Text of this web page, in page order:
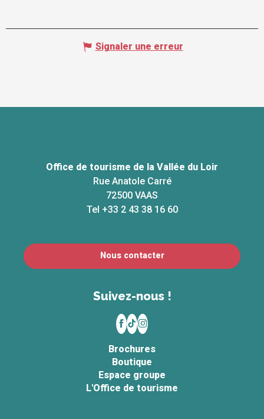
Signaler une erreur
Office de tourisme de la Vallée du Loir
Rue Anatole Carré
72500 VAAS
Tel +33 2 43 38 16 60
Nous contacter
Suivez-nous !
Brochures
Boutique
Espace groupe
L'Office de tourisme